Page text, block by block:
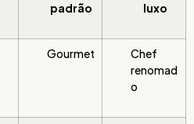
padrão
luxo
Gourmet
Chef
renomad
o